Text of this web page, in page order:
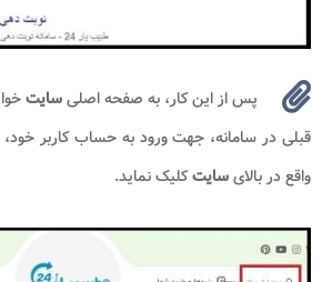
پس از این کار، به صفحه اصلیسایت
قبلی در سامانه، جهت ورود به حساب کاربر خود،
واقع در بالایسایتکلیک نماید.